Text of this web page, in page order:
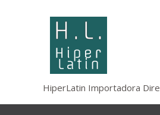
HiperLatin Importadora